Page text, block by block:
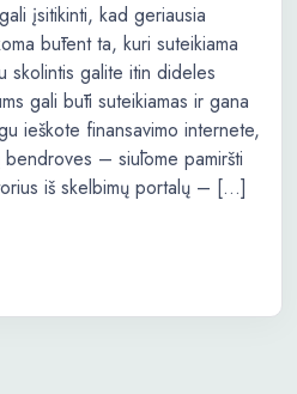
įsitikinti, kad geriausia
būtent ta, kuri suteikiama
skolintis galite itin dideles
gali būti suteikiamas ir gana
ieškote finansavimo internete,
– siūlome pamiršti
iš skelbimų portalų – […]